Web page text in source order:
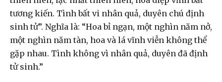
tương kiến. Tình bất vi nhân quả, duyên chú định
sinh tử”. Nghĩa là: “Hoa bỉ ngạn, một nghìn năm nở,
một nghìn năm tàn, hoa và lá vĩnh viễn không thể
gặp nhau. Tình không vì nhân quả, duyên đã định
tử sinh.”